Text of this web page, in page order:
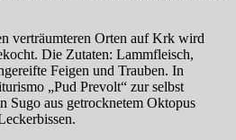
verträumteren Orten auf Krk wird
Die Zutaten: Lammfleisch,
Feigen und Trauben. In
„Pud Prevolt“ zur selbst
Sugo aus getrocknetem Oktopus